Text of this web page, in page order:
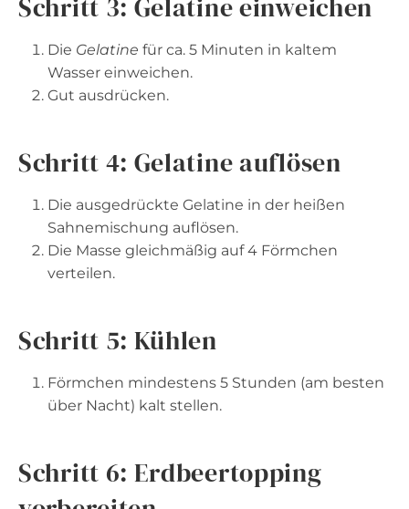
Die Gelatine für ca. 5 Minuten in kaltem
Wasser einweichen.
Gut ausdrücken.
Schritt 4: Gelatine auflösen
Die ausgedrückte Gelatine in der heißen
Sahnemischung auflösen.
Die Masse gleichmäßig auf 4 Förmchen
verteilen.
Schritt 5: Kühlen
Förmchen mindestens 5 Stunden (am besten
über Nacht) kalt stellen.
Schritt 6: Erdbeertopping